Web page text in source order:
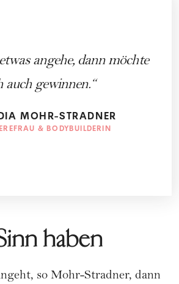
angehe, dann möchte
auch gewinnen.
MOHR-STRADNER
& BODYBUILDERIN
haben
so Mohr-Stradner, dann